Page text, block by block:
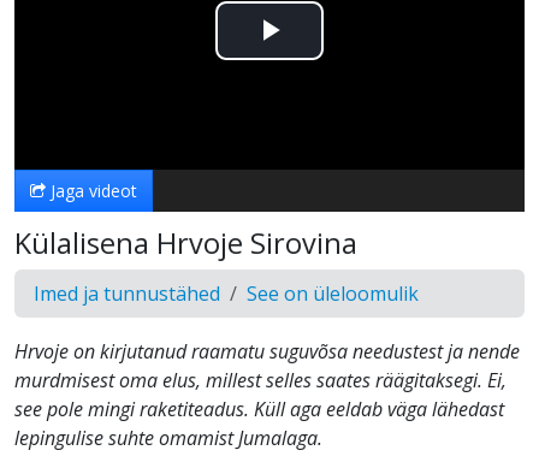
Esita
Jaga videot
Külalisena Hrvoje Sirovina
Imed ja tunnustähed See on üleloomulik
Hrvoje on kirjutanud raamatu suguvõsa needustest ja nende
murdmisest oma elus, millest selles saates räägitaksegi. Ei,
see pole mingi raketiteadus. Küll aga eeldab väga lähedast
lepingulise suhte omamist Jumalaga.